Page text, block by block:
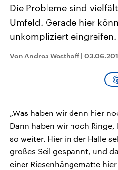
Landtagswahl Sachsen-Anhalt
2026
Alle Informationen
Sachsen-Anhalt wählt am 6.
September 2026 einen neuen
Landtag. Seit 2021 wird das
Bundesland von einer Koalition
CDU, SPD und FDP regiert.-
Wahlprogramme, aktuelle
und Hintergründe zu den
Programm
Die Probleme sind
Umfeld. Gerade hier
unkompliziert eingreifen.
Von Andrea Westhoff |
„Was haben wir denn hier
Dann haben wir noch Ringe,
so weiter. Hier in der Halle
großes Seil gespannt, und
einer Riesenhängematte hier